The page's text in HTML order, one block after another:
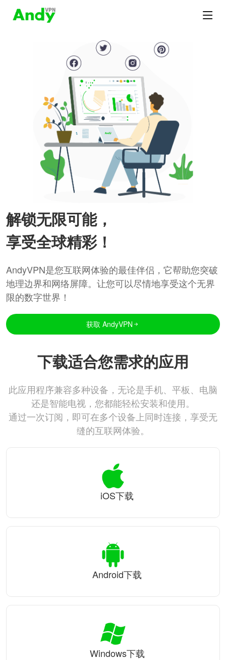
解锁无限可能，
享受全球精彩！
AndyVPN是您互联网体验的最佳伴侣，它帮助您突破
地理边界和网络屏障。让您可以尽情地享受这个无界
限的数字世界！
获取 AndyVPN
下载适合您需求的应用
此应用程序兼容多种设备，无论是手机、平板、电脑
还是智能电视，您都能轻松安装和使用。
通过一次订阅，即可在多个设备上同时连接，享受无
缝的互联网体验。
iOS下载
Android下载
Windows下载